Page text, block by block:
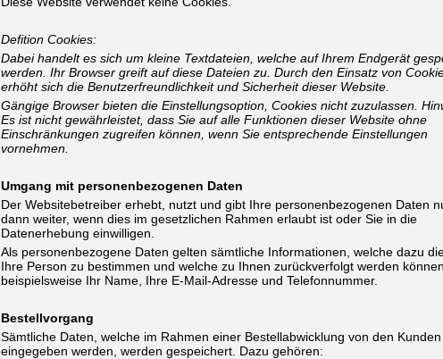
Defition Cookies:
Dabei handelt es sich um kleine Textdateien, welche auf Ihrem Endgerät
werden. Ihr Browser greift auf diese Dateien zu. Durch den Einsatz von
erhöht sich die Benutzerfreundlichkeit und Sicherheit dieser Website.
Gängige Browser bieten die Einstellungsoption, Cookies nicht zuzulassen.
Es ist nicht gewährleistet, dass Sie auf alle Funktionen dieser Website ohne
Einschränkungen zugreifen können, wenn Sie entsprechende Einstellungen
vornehmen.
Umgang mit personenbezogenen Daten
Der Websitebetreiber erhebt, nutzt und gibt Ihre personenbezogenen Daten
dann weiter, wenn dies im gesetzlichen Rahmen erlaubt ist oder Sie in die
Datenerhebung einwilligen.
Als personenbezogene Daten gelten sämtliche Informationen, welche dazu
Ihre Person zu bestimmen und welche zu Ihnen zurückverfolgt werden
beispielsweise Ihr Name, Ihre E-Mail-Adresse und Telefonnummer.
Bestellvorgang
Sämtliche Daten, welche im Rahmen einer Bestellabwicklung von den Kunden
eingegeben werden, werden gespeichert. Dazu gehören: